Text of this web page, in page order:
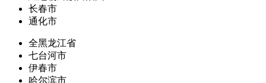
长春市
通化市
全黑龙江省
七台河市
伊春市
哈尔滨市